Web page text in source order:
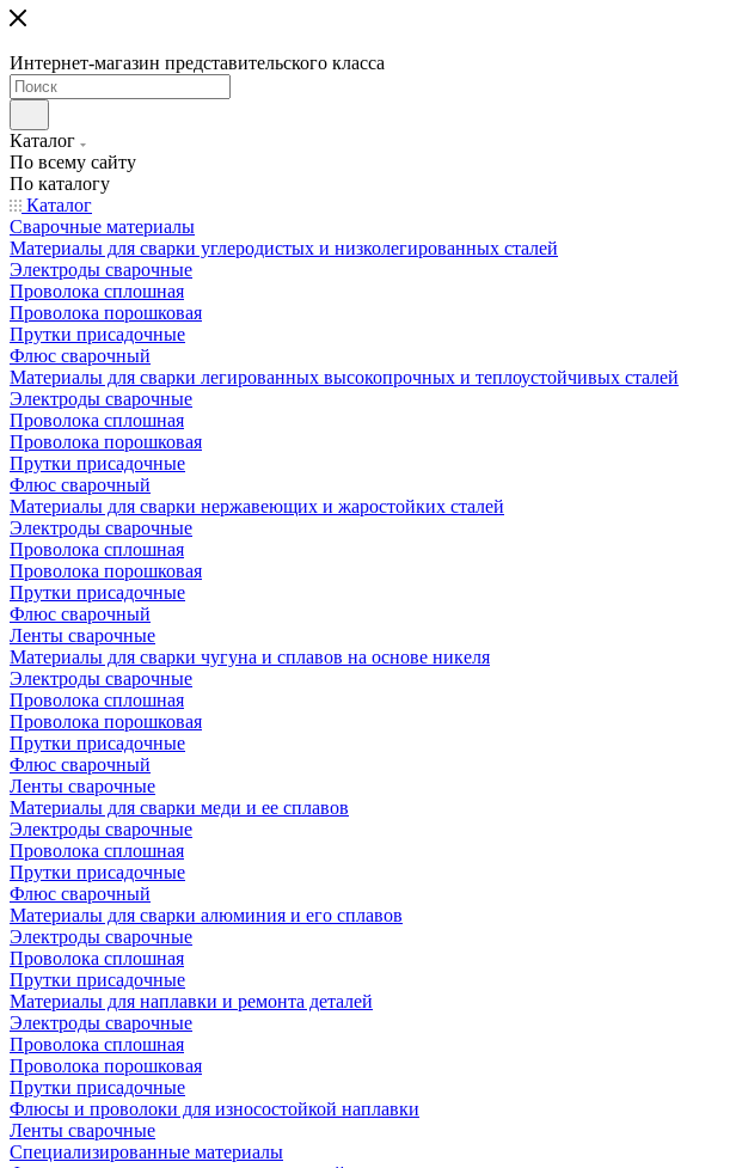
Интернет-магазин представительского класса
Каталог
По всему сайту
По каталогу
Каталог
Сварочные материалы
Материалы для сварки углеродистых и низколегированных сталей
Электроды сварочные
Проволока сплошная
Проволока порошковая
Прутки присадочные
Флюс сварочный
Материалы для сварки легированных высокопрочных и теплоустойчивых сталей
Электроды сварочные
Проволока сплошная
Проволока порошковая
Прутки присадочные
Флюс сварочный
Материалы для сварки нержавеющих и жаростойких сталей
Электроды сварочные
Проволока сплошная
Проволока порошковая
Прутки присадочные
Флюс сварочный
Ленты сварочные
Материалы для сварки чугуна и сплавов на основе никеля
Электроды сварочные
Проволока сплошная
Проволока порошковая
Прутки присадочные
Флюс сварочный
Ленты сварочные
Материалы для сварки меди и ее сплавов
Электроды сварочные
Проволока сплошная
Прутки присадочные
Флюс сварочный
Материалы для сварки алюминия и его сплавов
Электроды сварочные
Проволока сплошная
Прутки присадочные
Материалы для наплавки и ремонта деталей
Электроды сварочные
Проволока сплошная
Проволока порошковая
Прутки присадочные
Флюсы и проволоки для износостойкой наплавки
Ленты сварочные
Специализированные материалы